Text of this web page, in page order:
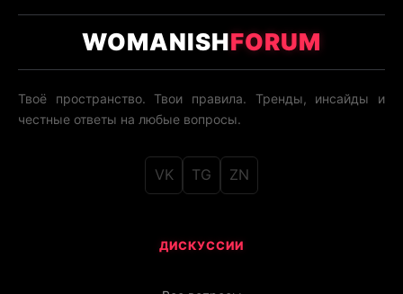
WOMANISHFORUM
Твоё пространство. Твои правила. Тренды, инсайды и
честные ответы на любые вопросы.
VK TG ZN
ДИСКУССИИ